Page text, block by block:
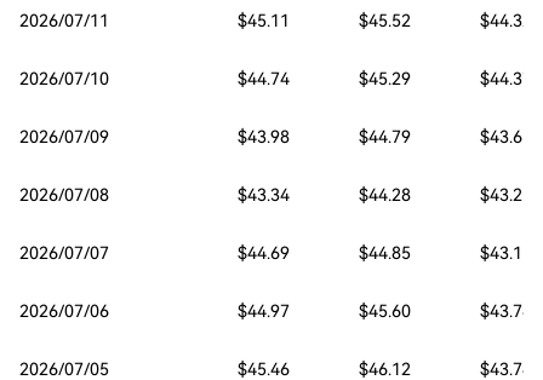
2026/07/11 $45.11 $45.52 $44.32
2026/07/10 $44.74 $45.29 $44.37
2026/07/09 $43.98 $44.79 $43.61
2026/07/08 $43.34 $44.28 $43.25
2026/07/07 $44.69 $44.85 $43.15
2026/07/06 $44.97 $45.60 $43.78
2026/07/05 $45.46 $46.12 $43.74